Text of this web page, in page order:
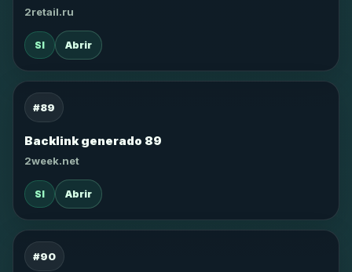
2retail.ru
SI Abrir
#89
Backlink generado 89
2week.net
SI Abrir
#90